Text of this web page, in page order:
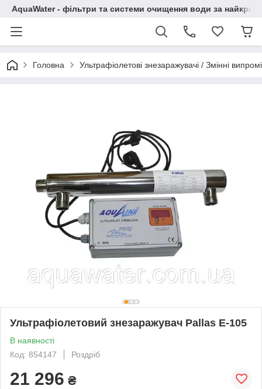
AquaWater - фільтри та системи очищення води за
Головна Ультрафіолетові знезаражувачі / Змінні
Ультрафіолетовий знезаражувач Pallas Е-105
В наявності
Код: 854147
Роздріб
21 296 ₴